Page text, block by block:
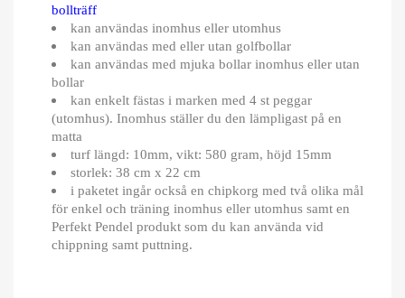
bollträff
kan användas inomhus eller utomhus
kan användas med eller utan golfbollar
kan användas med mjuka bollar inomhus eller utan
bollar
kan enkelt fästas i marken med 4 st peggar
(utomhus). Inomhus ställer du den lämpligast på en
matta
turf längd: 10mm, vikt: 580 gram, höjd 15mm
storlek: 38 cm x 22 cm
i paketet ingår också en chipkorg med två olika mål
för enkel och träning inomhus eller utomhus samt en
Perfekt Pendel produkt som du kan använda vid
chippning samt puttning.